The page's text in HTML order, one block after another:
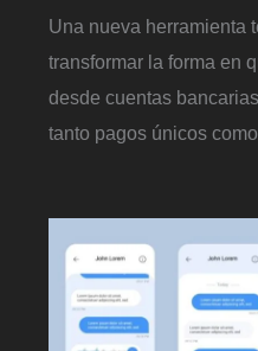
Una nueva herramienta
transformar la forma en
desde cuentas
tanto pagos únicos